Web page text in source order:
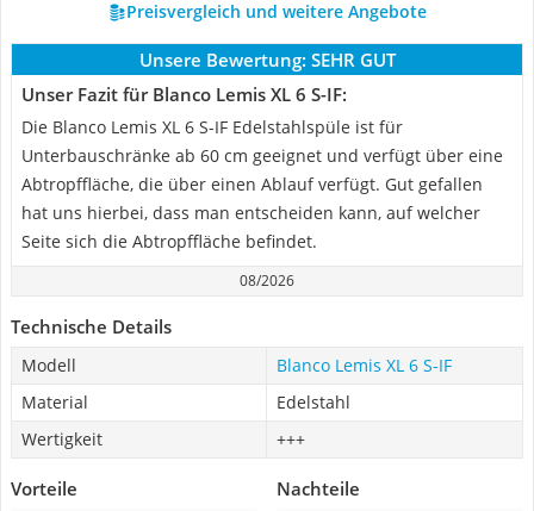
Preisvergleich und weitere Angebote
Unsere Bewertung: SEHR GUT
Unser Fazit für Blanco Lemis XL 6 S-IF:
Die Blanco Lemis XL 6 S-IF Edelstahlspüle ist für
Unterbauschränke ab 60 cm geeignet und verfügt über eine
Abtropffläche, die über einen Ablauf verfügt. Gut gefallen
hat uns hierbei, dass man entscheiden kann, auf welcher
Seite sich die Abtropffläche befindet.
08/2026
Technische Details
Modell
Blanco Lemis XL 6 S-IF
Material
Edelstahl
Wertigkeit
+++
Vorteile Nachteile